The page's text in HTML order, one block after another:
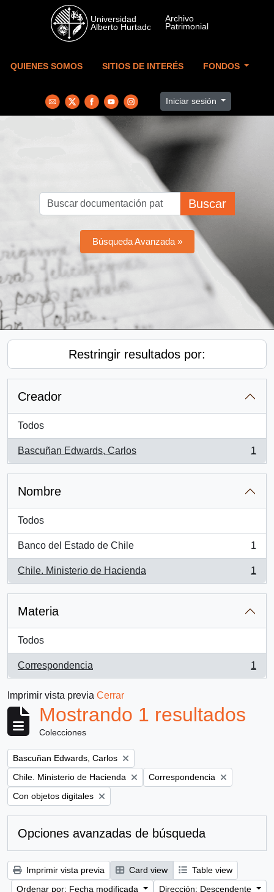
Skip to main content
QUIENES SOMOS SITIOS DE INTERÉS FONDOS
Iniciar sesión
Buscar
Búsqueda Avanzada »
Restringir resultados por:
Creador
Todos
Bascuñan Edwards, Carlos
, 1 resultados
1
Nombre
Todos
Banco del Estado de Chile
, 1 resultados
1
Chile. Ministerio de Hacienda
, 1 resultados
1
Materia
Todos
Correspondencia
, 1 resultados
1
Imprimir vista previa Cerrar
Mostrando 1 resultados
Colecciones
Remove filter:
Bascuñan Edwards, Carlos
Remove filter:
Chile. Ministerio de Hacienda Remove filter:
Correspondencia
Remove filter:
Con objetos digitales
Opciones avanzadas de búsqueda
Imprimir vista previa Card view
Table view
Ordenar por: Fecha modificada
Dirección: Descendente